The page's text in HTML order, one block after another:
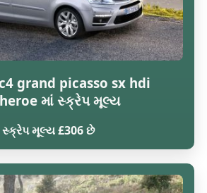
grand picasso sx hdi
માં સ્ક્રેપ મૂલ્ય
સ્ક્રેપ મૂલ્ય £306 છે